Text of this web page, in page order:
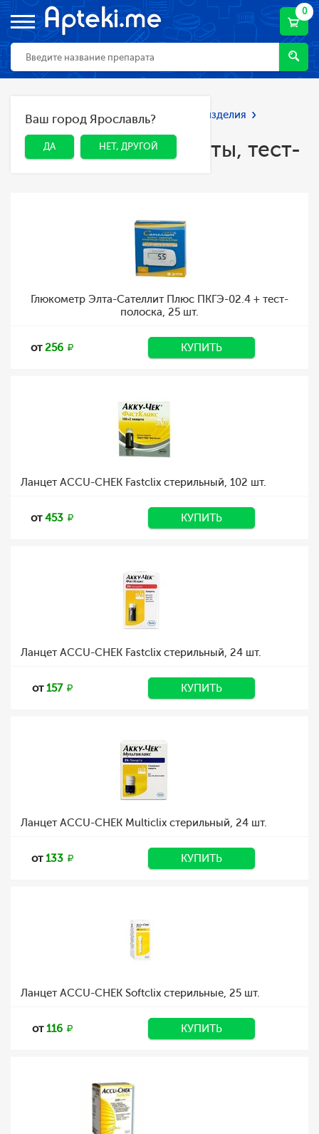
0
ДА НЕТ, ДРУГОЙ
Ваш город Ярославль?
ДА НЕТ, ДРУГОЙ
Главная Каталог
Мед. приборы и изделия
Глюкометры, ланцеты, тест-полоски
Глюкометры, ланцеты, тест-
полоски
Глюкометр Элта-Сателлит Плюс ПКГЭ-02.4 + тест-
полоска, 25 шт.
от256 КУПИТЬ
Ланцет ACCU-CHEK Fastclix стерильный, 102 шт.
от453 КУПИТЬ
Ланцет ACCU-CHEK Fastclix стерильный, 24 шт.
от157 КУПИТЬ
Ланцет ACCU-CHEK Multiclix стерильный, 24 шт.
от133 КУПИТЬ
Ланцет ACCU-CHEK Softclix стерильные, 25 шт.
от116 КУПИТЬ